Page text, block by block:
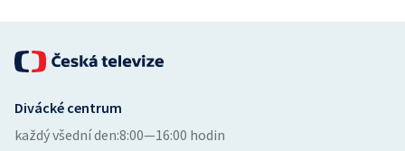
Divácké centrum
každý všední den:8:00—16:00 hodin